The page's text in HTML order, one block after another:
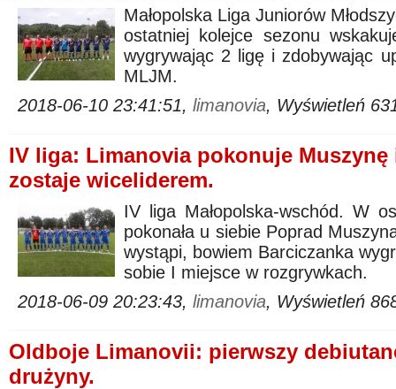
Małopolska Liga Juniorów
ostatniej kolejce sezonu
wygrywając 2 ligę i zdobywając
MLJM.
2018-06-10 23:41:51, limanovia, Wyświetleń
IV liga: Limanovia pokonuje
zostaje wiceliderem.
IV liga Małopolska-wschód. W
pokonała u siebie Poprad
wystąpi, bowiem Barciczanka
sobie I miejsce w rozgrywkach.
2018-06-09 20:23:43, limanovia, Wyświetleń
Oldboje Limanovii: pierwszy
drużyny.